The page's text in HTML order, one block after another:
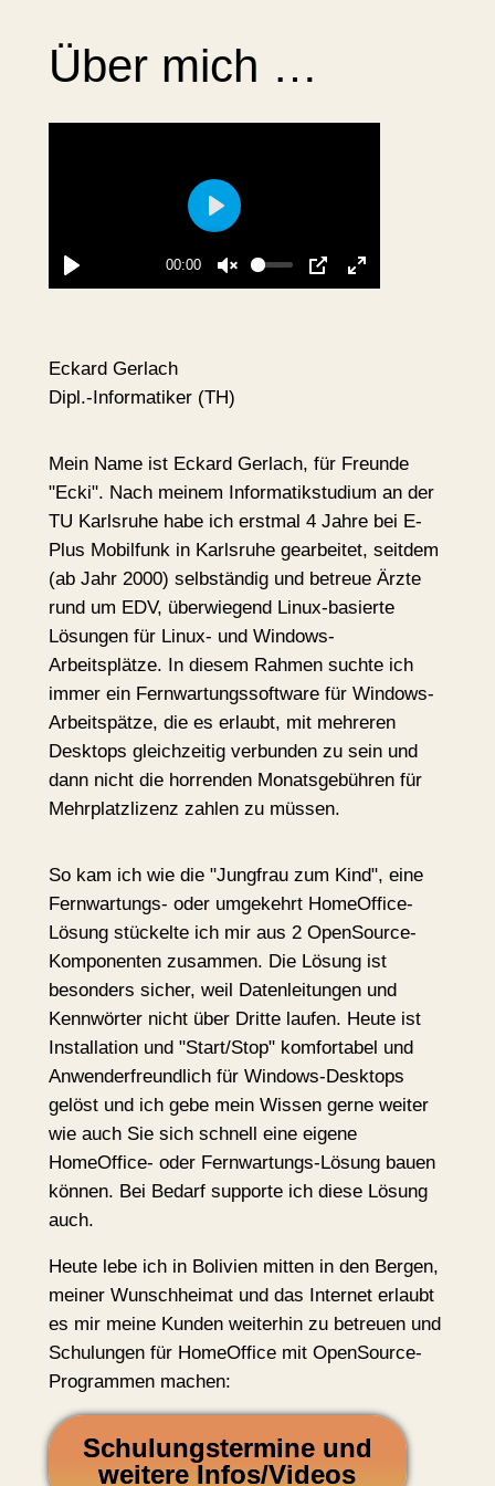
contentÜber mich …
Play
00:00
Unmute PIP Enter
Play
Eckard Gerlach
Dipl.-Informatiker (TH)
Mein Name ist Eckard Gerlach, für Freunde
"Ecki". Nach meinem Informatikstudium an der
TU Karlsruhe habe ich erstmal 4 Jahre bei E-
Plus Mobilfunk in Karlsruhe gearbeitet, seitdem
(ab Jahr 2000) selbständig und betreue Ärzte
rund um EDV, überwiegend Linux-basierte
Lösungen für Linux- und Windows-
Arbeitsplätze. In diesem Rahmen suchte ich
immer ein Fernwartungssoftware für Windows-
Arbeitspätze, die es erlaubt, mit mehreren
Desktops gleichzeitig verbunden zu sein und
dann nicht die horrenden Monatsgebühren für
Mehrplatzlizenz zahlen zu müssen.
So kam ich wie die "Jungfrau zum Kind", eine
Fernwartungs- oder umgekehrt HomeOffice-
Lösung stückelte ich mir aus 2 OpenSource-
Komponenten zusammen. Die Lösung ist
besonders sicher, weil Datenleitungen und
Kennwörter nicht über Dritte laufen. Heute ist
Installation und "Start/Stop" komfortabel und
Anwenderfreundlich für Windows-Desktops
gelöst und ich gebe mein Wissen gerne weiter
wie auch Sie sich schnell eine eigene
HomeOffice- oder Fernwartungs-Lösung bauen
können. Bei Bedarf supporte ich diese Lösung
auch.
Heute lebe ich in Bolivien mitten in den Bergen,
meiner Wunschheimat und das Internet erlaubt
es mir meine Kunden weiterhin zu betreuen und
Schulungen für HomeOffice mit OpenSource-
Programmen machen:
Schulungstermine und
weitere Infos/Videos